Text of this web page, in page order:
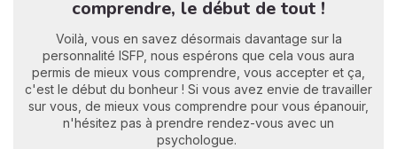
comprendre, le début de tout !
Voilà, vous en savez désormais davantage sur la
personnalité ISFP, nous espérons que cela vous aura
permis de mieux vous comprendre, vous accepter et ça,
c'est le début du bonheur ! Si vous avez envie de travailler
sur vous, de mieux vous comprendre pour vous épanouir,
n'hésitez pas à prendre rendez-vous avec un
psychologue.